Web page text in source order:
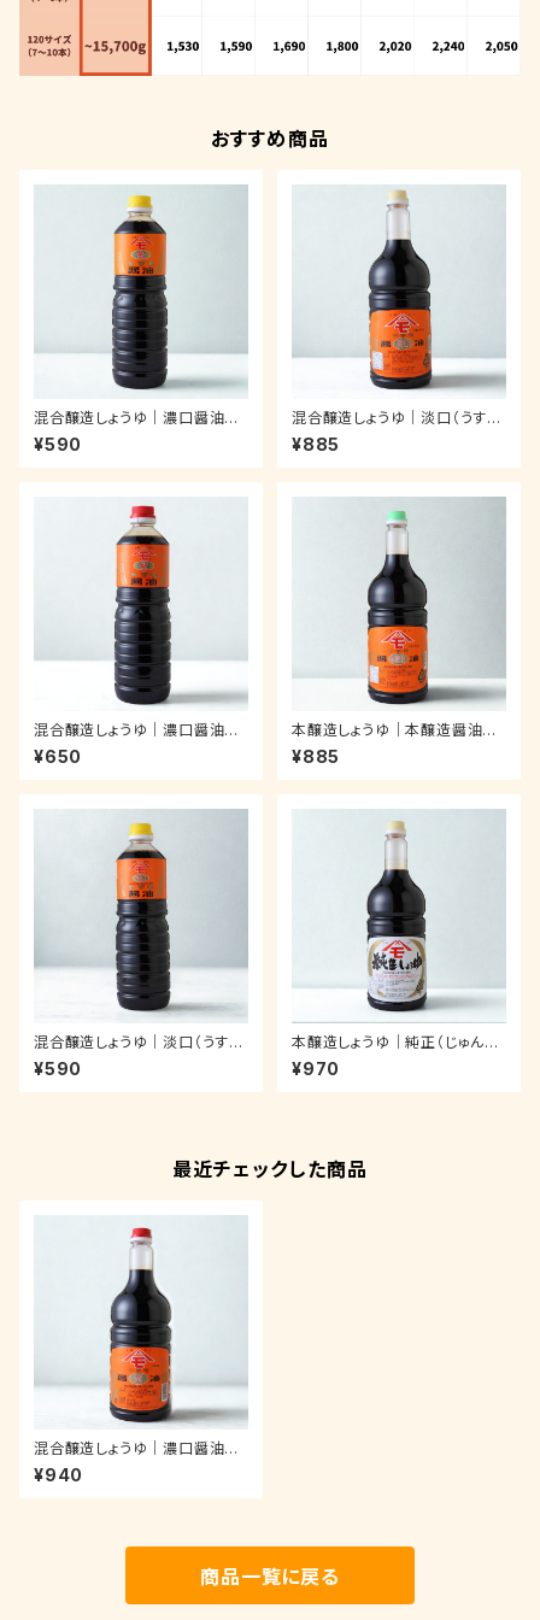
おすすめ商品
混合醸造しょうゆ｜濃口醤油
（金：きん）｜ペットボトル 1.0ℓ
¥590
混合醸造しょうゆ｜淡口（うすく
ち）醤油｜ペットボトル 1.8ℓ
¥885
混合醸造しょうゆ｜濃口醤油
（紫：むらさき）｜ペットボトル 1.
0ℓ
¥650
本醸造しょうゆ｜本醸造醤油｜
ペットボトル 1.8ℓ
¥885
混合醸造しょうゆ｜淡口（うすく
ち）醤油｜ペットボトル 1.0ℓ
¥590
本醸造しょうゆ｜純正（じゅんせ
い）醤油｜ペットボトル 1.8ℓ
¥970
最近チェックした商品
混合醸造しょうゆ｜濃口醤油
（紫：むらさき）｜ペットボトル 1.
8ℓ
¥940
商品一覧に戻る